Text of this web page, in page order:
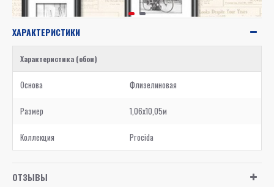
ХАРАКТЕРИСТИКИ
Характеристика (обои)
Основа Флизелиновая
Размер 1,06x10,05м
Коллекция Procida
ОТЗЫВЫ